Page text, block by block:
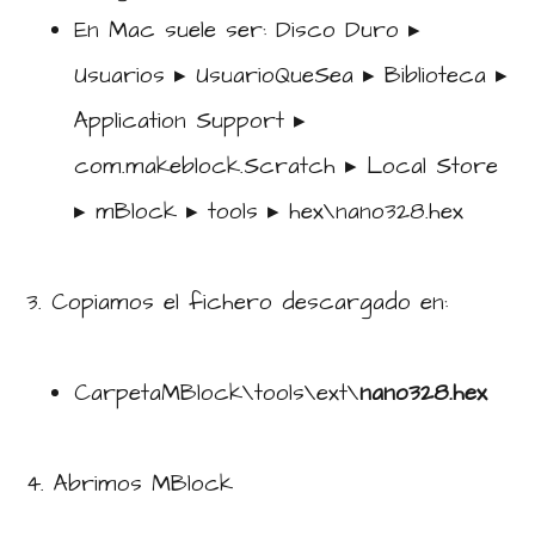
En Mac suele ser: ‎⁨Disco Duro ▸
⁨Usuarios⁩ ▸ UsuarioQueSea⁩ ▸ ⁨Biblioteca⁩ ▸
⁨Application Support⁩ ▸
⁨com.makeblock.Scratch⁩ ▸ ⁨Local Store⁩
▸ ⁨mBlock⁩ ▸ ⁨tools⁩ ▸ ⁨hex⁩\nano328.hex
3. Copiamos el fichero descargado en:
CarpetaMBlock\tools\ext\nano328.hex
4. Abrimos MBlock